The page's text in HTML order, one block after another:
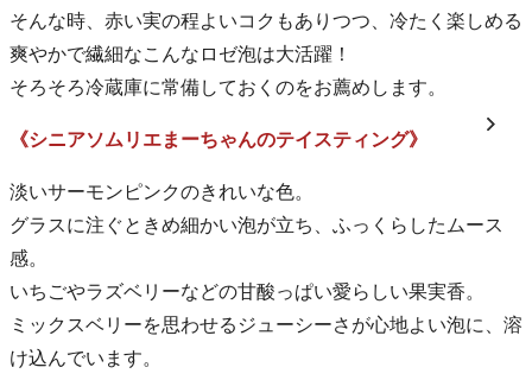
そんな時、赤い実の程よいコクもありつつ、冷たく楽しめる
爽やかで繊細なこんなロゼ泡は大活躍！
そろそろ冷蔵庫に常備しておくのをお薦めします。
《シニアソムリエまーちゃんのテイスティング》
淡いサーモンピンクのきれいな色。
グラスに注ぐときめ細かい泡が立ち、ふっくらしたムース
感。
いちごやラズベリーなどの甘酸っぱい愛らしい果実香。
ミックスベリーを思わせるジューシーさが心地よい泡に、溶
け込んでいます。